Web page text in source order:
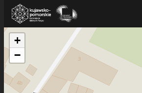
Znajdź atrakcję Znajdź artykuł
Znajdź atrakcję
Nazwa atrakcji
+
−